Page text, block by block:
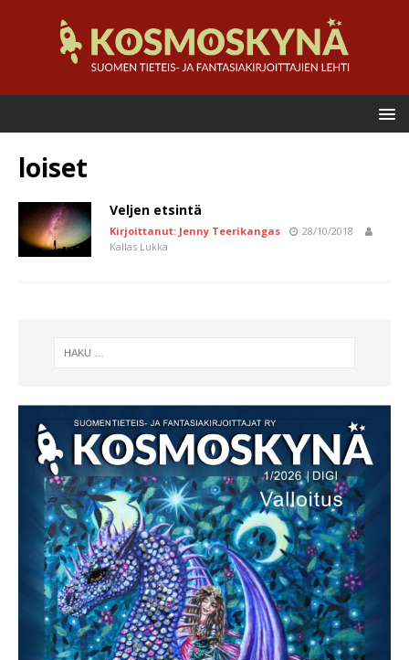
loiset
Veljen etsintä
Kirjoittanut: Jenny Teerikangas
28/10/2018
Kallas Lukka